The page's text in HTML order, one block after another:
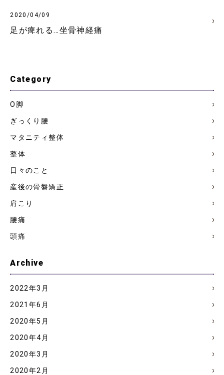
2020/04/09
足が痺れる…坐骨神経痛
Category
О脚
ぎっくり腰
マタニティ整体
整体
日々のこと
産後の骨盤矯正
肩こり
腰痛
頭痛
Archive
2022年3月
2021年6月
2020年5月
2020年4月
2020年3月
2020年2月